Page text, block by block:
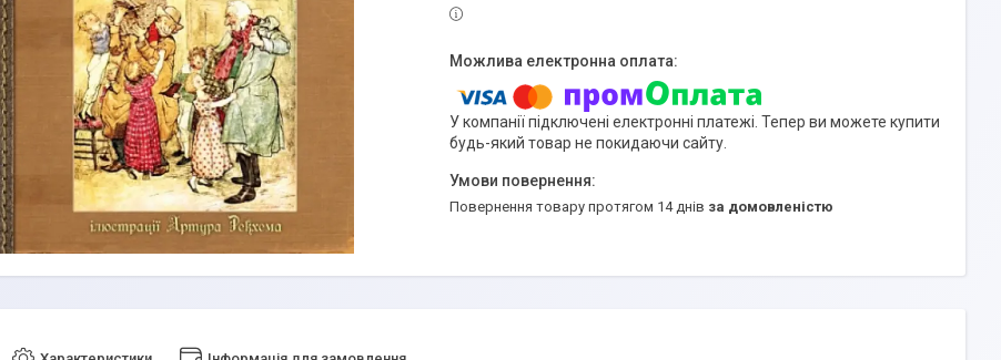
У компанії підключені електронні платежі. Тепер ви можете купити
будь-який товар не покидаючи сайту.
повернення товару протягом 14 днів за домовленістю